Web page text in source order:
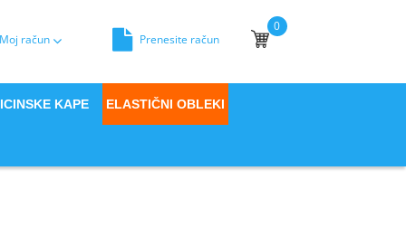
Moj račun Prenesite račun
0
Moja košara
KAPE ELASTIČNI OBLEKI